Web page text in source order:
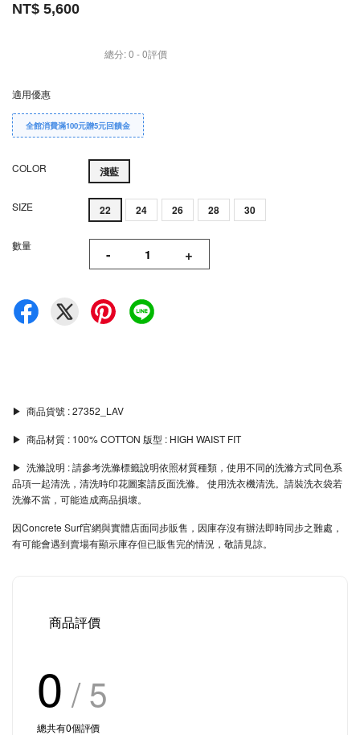
NT$ 5,600
總分:0 -0評價
適用優惠
全館消費滿100元贈5元回饋金
COLOR 淺藍
SIZE 22 24 26 28 30
數量 - +
▶︎ 商品貨號 : 27352_LAV
▶︎ 商品材質 : 100% COTTON 版型 : HIGH WAIST FIT
▶︎ 洗滌說明 : 請參考洗滌標籤說明依照材質種類，使用不同的洗滌方式同色系
品項一起清洗，清洗時印花圖案請反面洗滌。 使用洗衣機清洗。請裝洗衣袋若
洗滌不當，可能造成商品損壞。
因Concrete Surf官網與實體店面同步販售，因庫存沒有辦法即時同步之難處，
有可能會遇到賣場有顯示庫存但已販售完的情況，敬請見諒。
商品評價
0 / 5
總共有0個評價